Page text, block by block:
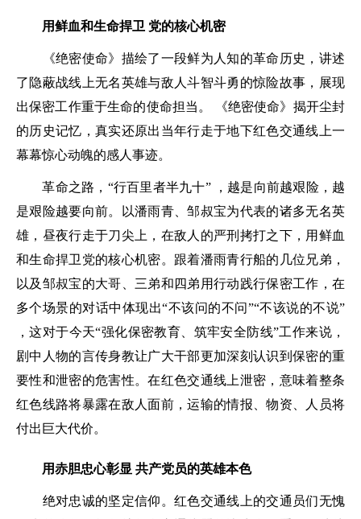
用鲜血和生命捍卫 党的核心机密
《绝密使命》描绘了一段鲜为人知的革命历史，讲述
了隐蔽战线上无名英雄与敌人斗智斗勇的惊险故事，展现
出保密工作重于生命的使命担当。 《绝密使命》揭开尘封
的历史记忆，真实还原出当年行走于地下红色交通线上一
幕幕惊心动魄的感人事迹。
革命之路，“行百里者半九十” ，越是向前越艰险，越
是艰险越要向前。以潘雨青、邹叔宝为代表的诸多无名英
雄，昼夜行走于刀尖上，在敌人的严刑拷打之下，用鲜血
和生命捍卫党的核心机密。跟着潘雨青行船的几位兄弟，
以及邹叔宝的大哥、三弟和四弟用行动践行保密工作，在
多个场景的对话中体现出“不该问的不问”“不该说的不说”
，这对于今天“强化保密教育、筑牢安全防线”工作来说，
剧中人物的言传身教让广大干部更加深刻认识到保密的重
要性和泄密的危害性。在红色交通线上泄密，意味着整条
红色线路将暴露在敌人面前，运输的情报、物资、人员将
付出巨大代价。
用赤胆忠心彰显 共产党员的英雄本色
绝对忠诚的坚定信仰。红色交通线上的交通员们无愧